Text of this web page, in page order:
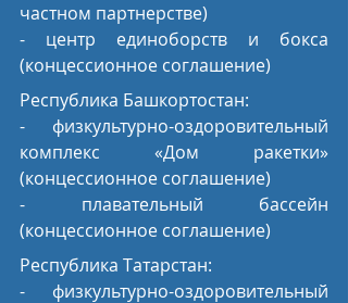
частном партнерстве)
- центр единоборств и бокса
(концессионное соглашение)
Республика Башкортостан:
- физкультурно-оздоровительный
комплекс «Дом ракетки»
(концессионное соглашение)
- плавательный бассейн
(концессионное соглашение)
Республика Татарстан:
- физкультурно-оздоровительный